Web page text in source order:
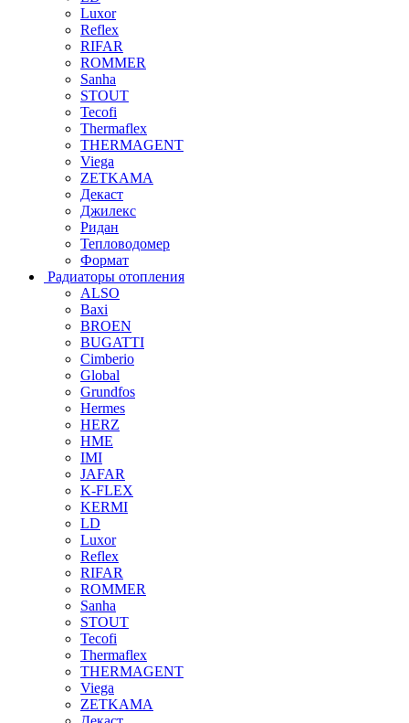
Luxor
Reflex
RIFAR
ROMMER
Sanha
STOUT
Tecofi
Thermaflex
THERMAGENT
Viega
ZETKAMA
Декаст
Джилекс
Ридан
Тепловодомер
Формат
Радиаторы отопления
ALSO
Baxi
BROEN
BUGATTI
Cimberio
Global
Grundfos
Hermes
HERZ
HME
IMI
JAFAR
K-FLEX
KERMI
LD
Luxor
Reflex
RIFAR
ROMMER
Sanha
STOUT
Tecofi
Thermaflex
THERMAGENT
Viega
ZETKAMA